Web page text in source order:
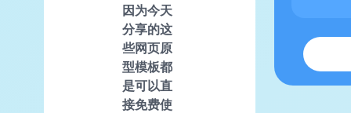
因为今天
分享的这
些网页原
型模板都
是可以直
接免费使